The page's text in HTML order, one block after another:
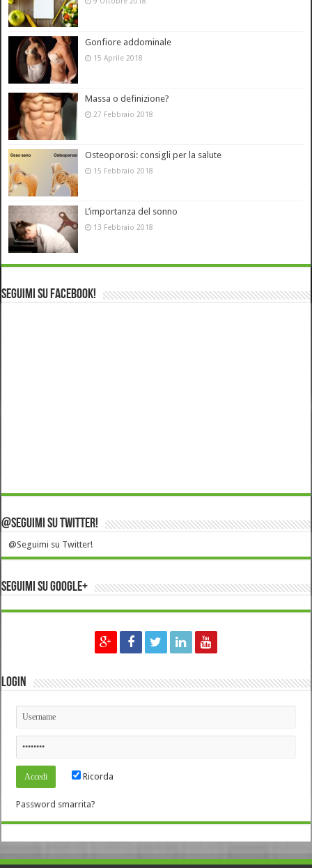
Gonfiore addominale
15 Aprile 2018
Massa o definizione?
27 Febbraio 2018
Osteoporosi: consigli per la salute
15 Febbraio 2018
L’importanza del sonno
13 Febbraio 2018
Seguimi su Facebook!
@Seguimi su Twitter!
@Seguimi su Twitter!
Seguimi su Google+
Login
Ricorda
Password smarrita?